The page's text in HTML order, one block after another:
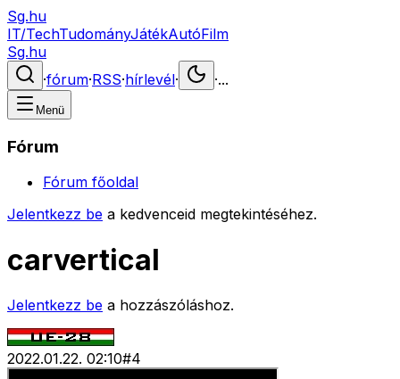
Sg.hu
IT/TechTudományJátékAutóFilm
Sg.hu
·fórum·RSS·hírlevél· ·...
Menü
Fórum
Fórum főoldal
Jelentkezz be a kedvenceid megtekintéséhez.
carvertical
Jelentkezz be a hozzászóláshoz.
2022.01.22. 02:10#4